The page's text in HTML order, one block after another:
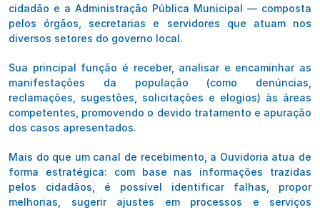
cidadão e a Administração Pública Municipal — composta
pelos órgãos, secretarias e servidores que atuam nos
diversos setores do governo local.
Sua principal função é receber, analisar e encaminhar as
manifestações da população (como denúncias,
reclamações, sugestões, solicitações e elogios) às áreas
competentes, promovendo o devido tratamento e apuração
dos casos apresentados.
Mais do que um canal de recebimento, a Ouvidoria atua de
forma estratégica: com base nas informações trazidas
pelos cidadãos, é possível identificar falhas, propor
melhorias, sugerir ajustes em processos e serviços